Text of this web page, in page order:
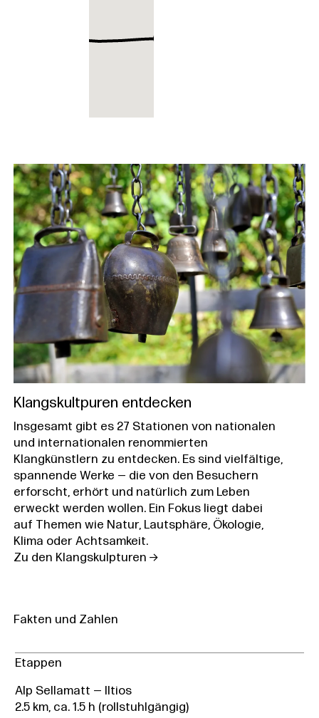
Klangskultpuren entdecken
Insgesamt gibt es 27 Stationen von nationalen
und internationalen renommierten
Klangkünstlern zu entdecken. Es sind vielfältige,
spannende Werke — die von den Besuchern
erforscht, erhört und natürlich zum Leben
erweckt werden wollen. Ein Fokus liegt dabei
auf Themen wie Natur, Lautsphäre, Ökologie,
Klima oder Achtsamkeit.
Zu den Klangskulpturen
Fakten und Zahlen
Etappen
Alp Sellamatt — Iltios
2.5 km, ca. 1.5 h (rollstuhlgängig)